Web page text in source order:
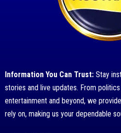
Information You Can Trust: Stay
stories and live updates. From
entertainment and beyond, we
rely on, making us your dependable